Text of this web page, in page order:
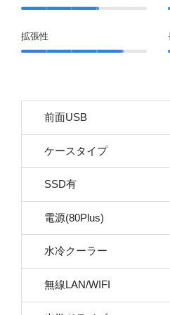
拡張性
前面USB
ケースタイプ
SSD有
電源(80Plus)
水冷クーラー
無線LAN/WIFI